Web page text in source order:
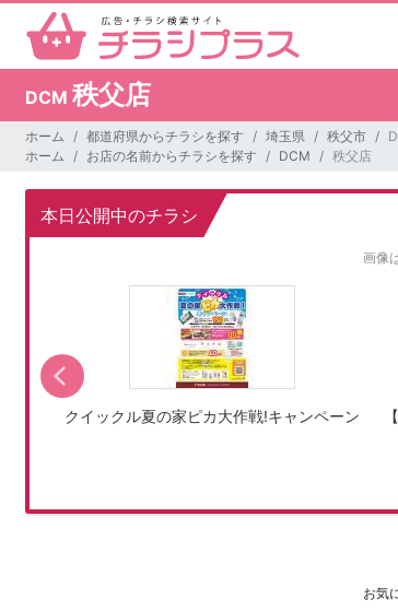
DCM 秩父店
ホーム 都道府県からチラシを探す 埼玉県 秩父市
ホーム
お店の名前からチラシを探す DCM 秩父店
本日公開中のチラシ
画像
クイックル夏の家ピカ大作戦!キャンペーン
お気